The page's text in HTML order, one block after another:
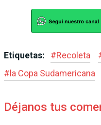
Etiquetas: #Recoleta
#la Copa Sudamericana
Déjanos tus